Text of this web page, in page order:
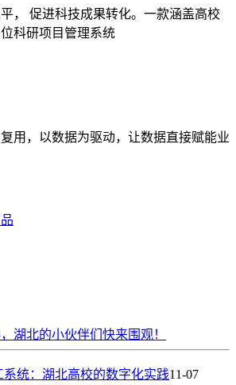
， 促进科技成果转化。一款涵盖高校
科研项目管理系统
用，以数据为驱动，让数据直接赋能业
湖北的小伙伴们快来围观！
系统：湖北高校的数字化实践11-07